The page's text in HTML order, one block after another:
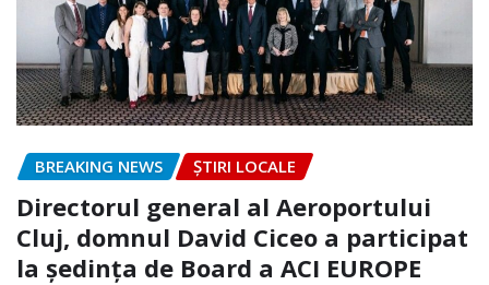
BREAKING NEWS ȘTIRI LOCALE
Directorul general al Aeroportului
Cluj, domnul David Ciceo a participat
la ședința de Board a ACI EUROPE